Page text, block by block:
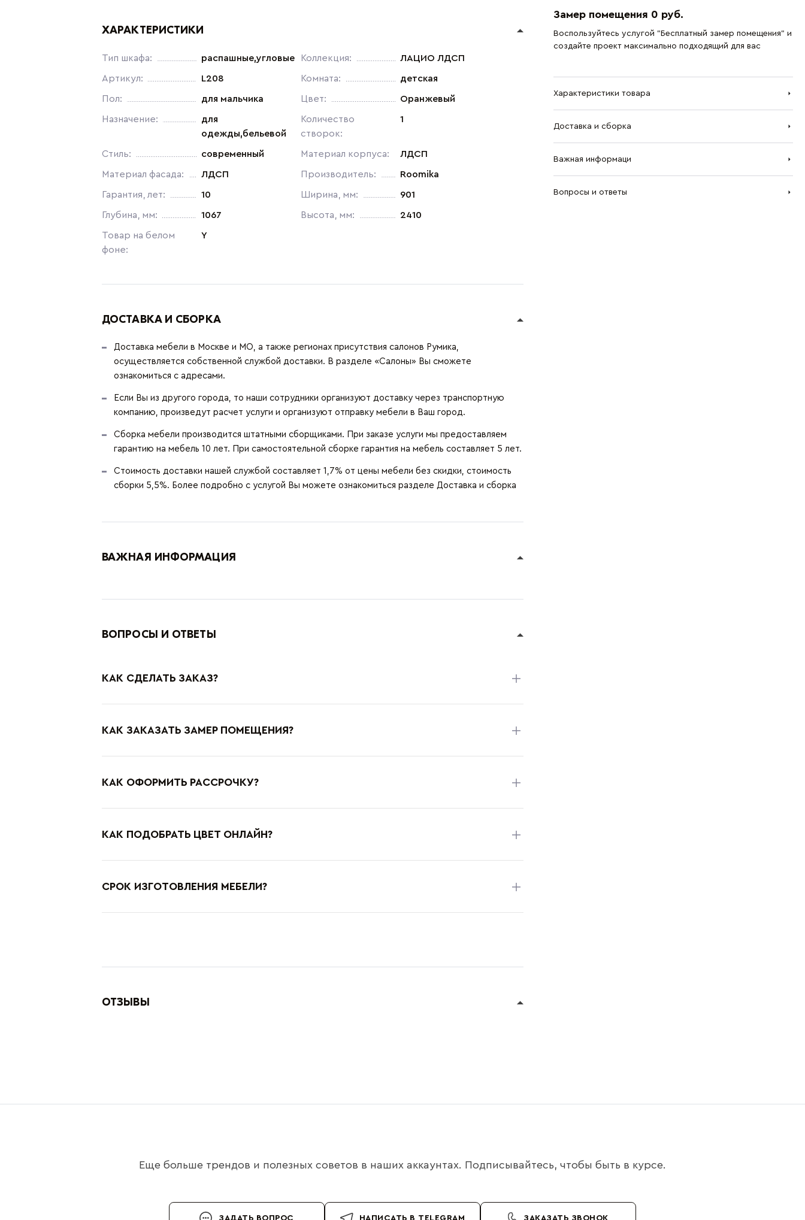
ХАРАКТЕРИСТИКИ
Тип шкафа: распашные,угловые Коллекция: ЛАЦИО ЛДСП
Артикул: L208 Комната: детская
Пол: для мальчика Цвет: Оранжевый
Назначение:
для
одежды,бельевой
Количество
створок:
1
Стиль: современный Материал корпуса: ЛДСП
Материал фасада: ЛДСП Производитель: Roomika
Гарантия, лет: 10 Ширина, мм: 901
Глубина, мм: 1067 Высота, мм: 2410
Товар на белом
фоне:
Y
ДОСТАВКА И СБОРКА
Доставка мебели в Москве и МО, а также регионах присутствия салонов Румика,
осуществляется собственной службой доставки. В разделе «Салоны» Вы сможете
ознакомиться с адресами.
Если Вы из другого города, то наши сотрудники организуют доставку через транспортную
компанию, произведут расчет услуги и организуют отправку мебели в Ваш город.
Сборка мебели производится штатными сборщиками. При заказе услуги мы предоставляем
гарантию на мебель 10 лет. При самостоятельной сборке гарантия на мебель составляет 5 лет.
Стоимость доставки нашей службой составляет 1,7% от цены мебели без скидки, стоимость
сборки 5,5%. Более подробно с услугой Вы можете ознакомиться разделе Доставка и сборка
ВАЖНАЯ ИНФОРМАЦИЯ
ВОПРОСЫ И ОТВЕТЫ
КАК СДЕЛАТЬ ЗАКАЗ?
КАК ЗАКАЗАТЬ ЗАМЕР ПОМЕЩЕНИЯ?
КАК ОФОРМИТЬ РАССРОЧКУ?
КАК ПОДОБРАТЬ ЦВЕТ ОНЛАЙН?
СРОК ИЗГОТОВЛЕНИЯ МЕБЕЛИ?
ОТЗЫВЫ
Замер помещения 0 руб.
Воспользуйтесь услугой "Бесплатный замер помещения" и
создайте проект максимально подходящий для вас
Характеристики товара
Доставка и сборка
Важная информаци
Вопросы и ответы
Еще больше трендов и полезных советов в наших аккаунтах. Подписывайтесь, чтобы быть в курсе.
ЗАДАТЬ ВОПРОС НАПИСАТЬ В TELEGRAM ЗАКАЗАТЬ ЗВОНОК